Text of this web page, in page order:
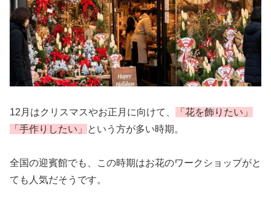
12月はクリスマスやお正月に向けて、
「花を飾りたい」
「手作りしたい」
という方が多い時期。
全国の迎賓館でも、この時期はお花のワークショップがと
ても人気だそうです。